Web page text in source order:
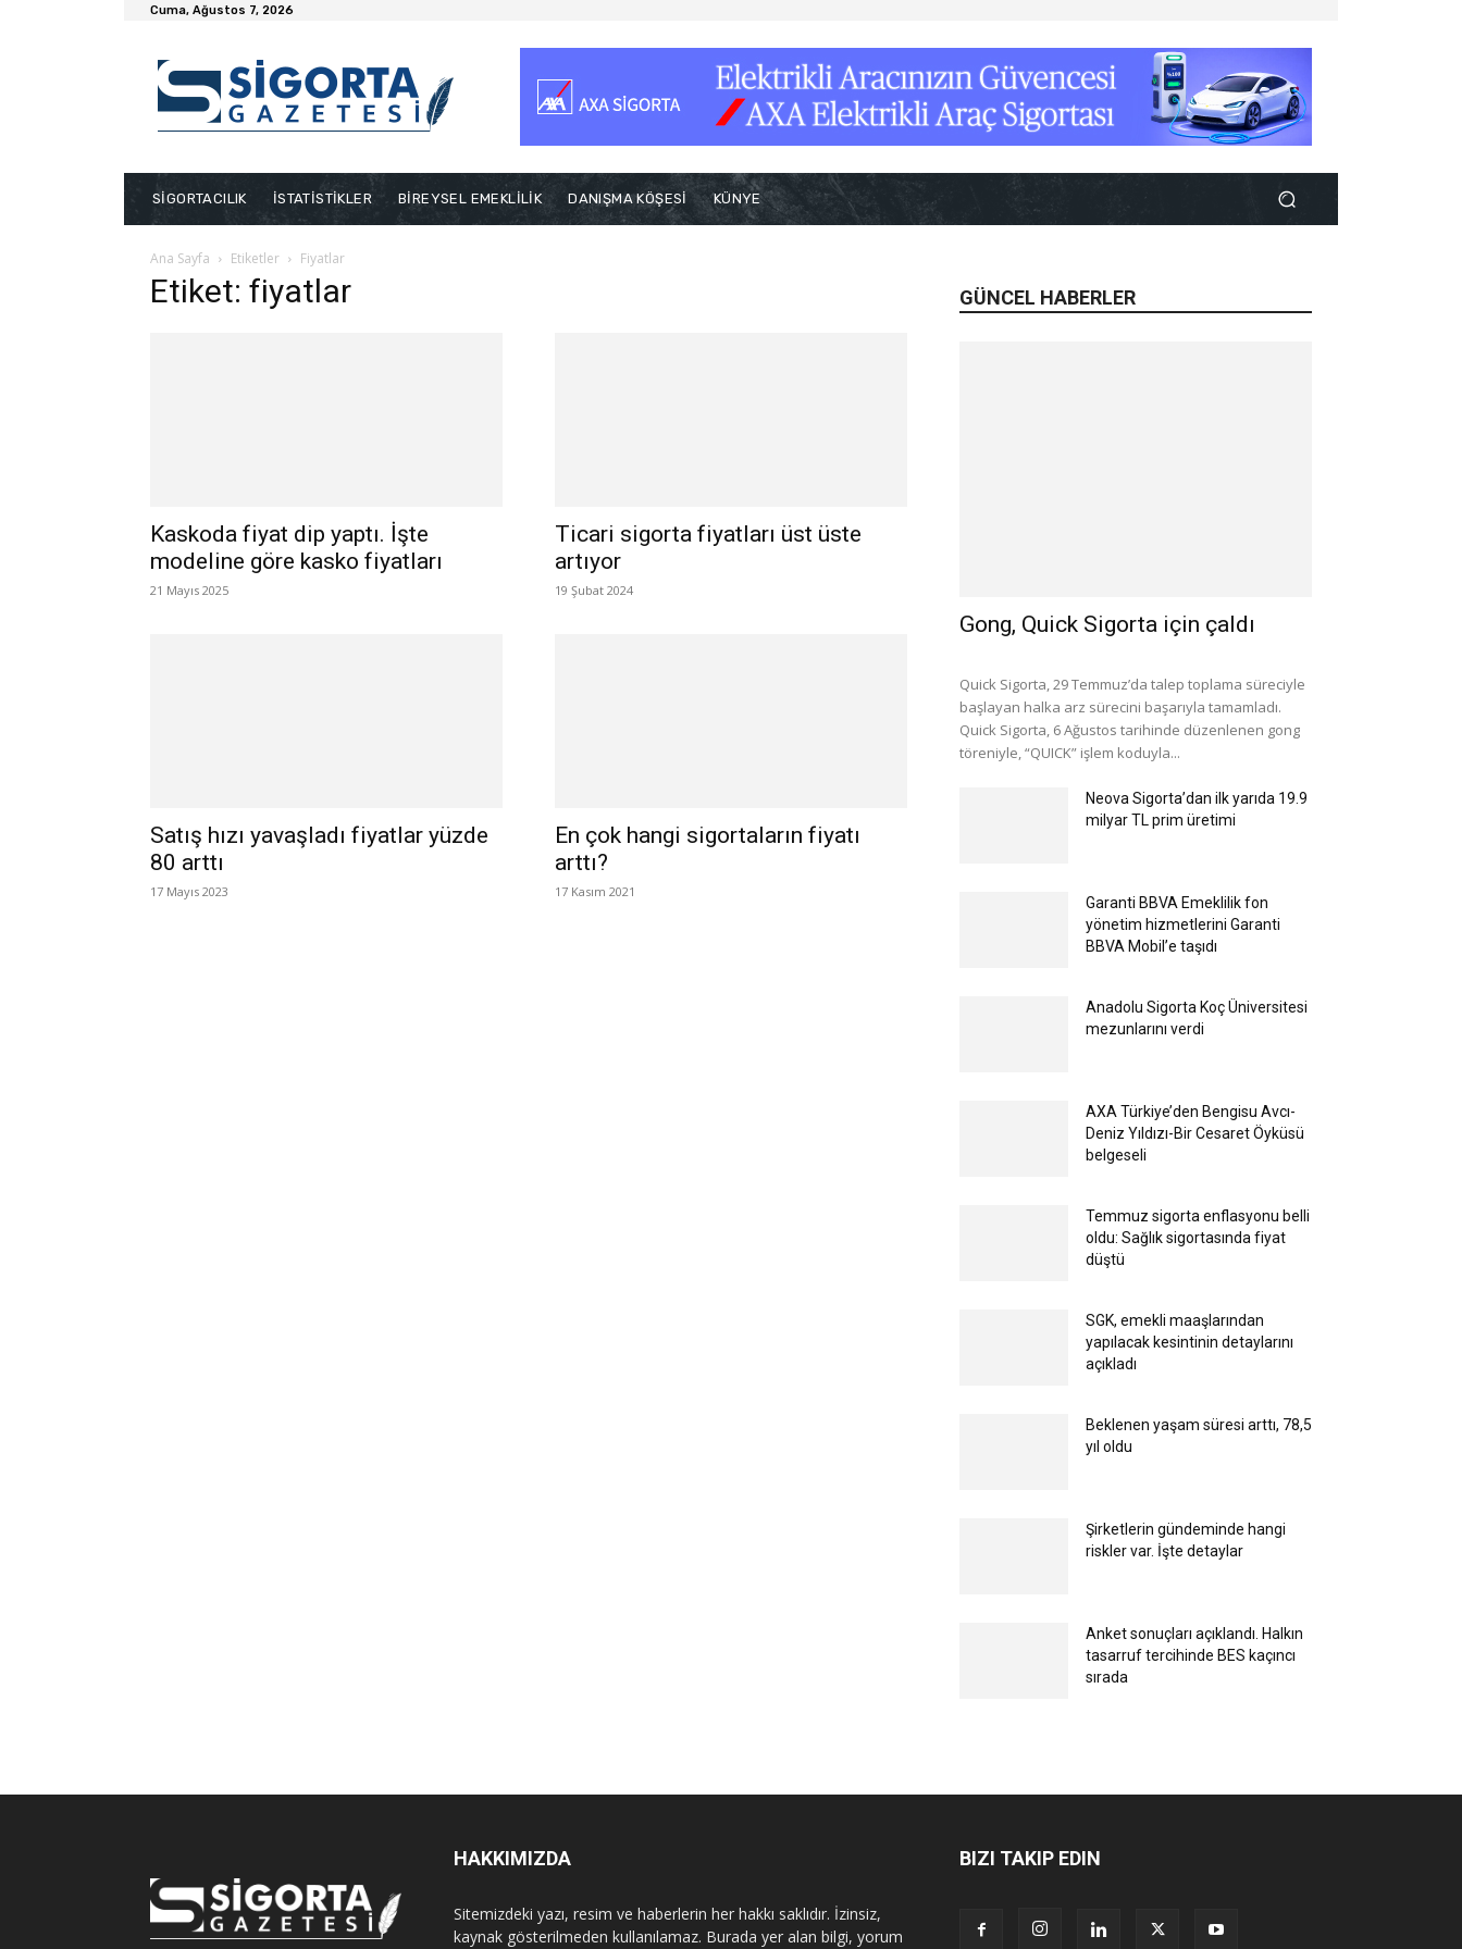
Cuma, Ağustos 7, 2026
SİGORTACILIK İSTATİSTİKLER BİREYSEL EMEKLİLİK DANIŞMA KÖŞESİ KÜNYE
Ana Sayfa Etiketler Fiyatlar
Etiket: fiyatlar
Kaskoda fiyat dip yaptı. İşte
modeline göre kasko fiyatları
21 Mayıs 2025
Ticari sigorta fiyatları üst üste
artıyor
19 Şubat 2024
Satış hızı yavaşladı fiyatlar yüzde
80 arttı
17 Mayıs 2023
En çok hangi sigortaların fiyatı
arttı?
17 Kasım 2021
GÜNCEL HABERLER
Gong, Quick Sigorta için çaldı
Quick Sigorta, 29 Temmuz’da talep toplama süreciyle
başlayan halka arz sürecini başarıyla tamamladı.
Quick Sigorta, 6 Ağustos tarihinde düzenlenen gong
töreniyle, “QUICK” işlem koduyla...
Neova Sigorta’dan ilk yarıda 19.9
milyar TL prim üretimi
Garanti BBVA Emeklilik fon
yönetim hizmetlerini Garanti
BBVA Mobil’e taşıdı
Anadolu Sigorta Koç Üniversitesi
mezunlarını verdi
AXA Türkiye’den Bengisu Avcı-
Deniz Yıldızı-Bir Cesaret Öyküsü
belgeseli
Temmuz sigorta enflasyonu belli
oldu: Sağlık sigortasında fiyat
düştü
SGK, emekli maaşlarından
yapılacak kesintinin detaylarını
açıkladı
Beklenen yaşam süresi arttı, 78,5
yıl oldu
Şirketlerin gündeminde hangi
riskler var. İşte detaylar
Anket sonuçları açıklandı. Halkın
tasarruf tercihinde BES kaçıncı
sırada
HAKKIMIZDA
Sitemizdeki yazı, resim ve haberlerin her hakkı saklıdır. İzinsiz,
kaynak gösterilmeden kullanılamaz. Burada yer alan bilgi, yorum
BIZI TAKIP EDIN